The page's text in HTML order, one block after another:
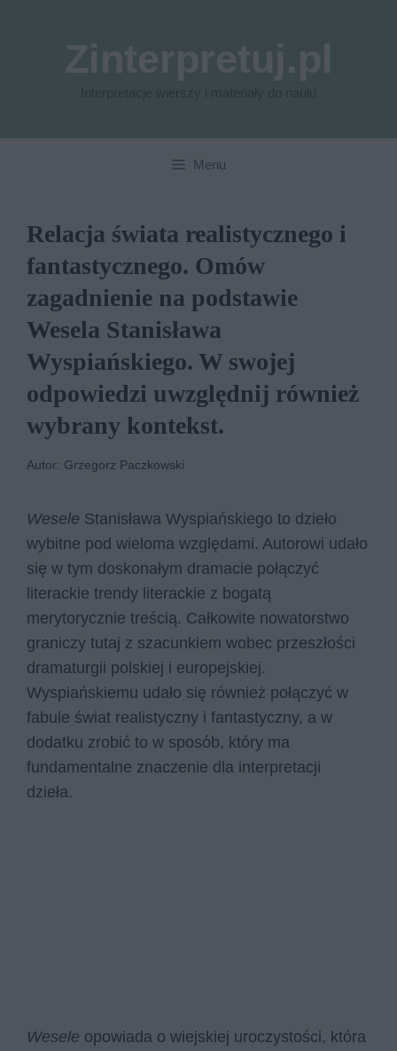
Menu
Relacja świata realistycznego i
fantastycznego. Omów
zagadnienie na podstawie
Wesela Stanisława
Wyspiańskiego. W swojej
odpowiedzi uwzględnij również
wybrany kontekst.
Autor: Grzegorz Paczkowski
Wesele Stanisława Wyspiańskiego to dzieło
wybitne pod wieloma względami. Autorowi udało
się w tym doskonałym dramacie połączyć
literackie trendy literackie z bogatą
merytorycznie treścią. Całkowite nowatorstwo
graniczy tutaj z szacunkiem wobec przeszłości
dramaturgii polskiej i europejskiej.
Wyspiańskiemu udało się również połączyć w
fabule świat realistyczny i fantastyczny, a w
dodatku zrobić to w sposób, który ma
fundamentalne znaczenie dla interpretacji
dzieła.
Wesele opowiada o wiejskiej uroczystości, która